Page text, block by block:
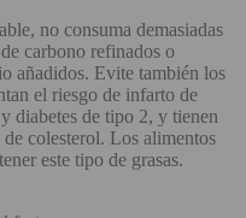
no consuma demasiadas
carbono refinados o
añadidos. Evite también los
el riesgo de infarto de
diabetes de tipo 2, y tienen
colesterol. Los alimentos
este tipo de grasas.